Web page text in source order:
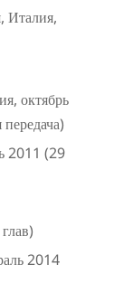
Италия,
октябрь
2011 (29
2014